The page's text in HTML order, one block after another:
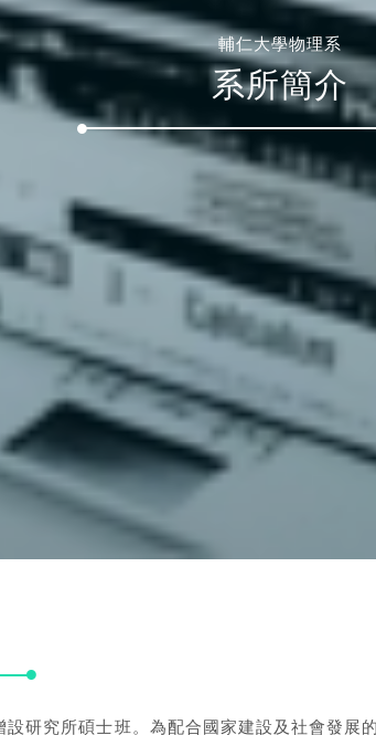
輔仁大學物理系
系所簡介
研究所碩士班。為配合國家建設及社會發